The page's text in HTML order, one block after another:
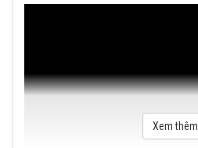
Xem thêm